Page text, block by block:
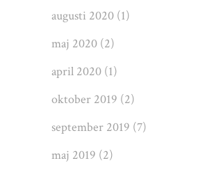
augusti 2020 (1)
maj 2020 (2)
april 2020 (1)
oktober 2019 (2)
september 2019 (7)
maj 2019 (2)